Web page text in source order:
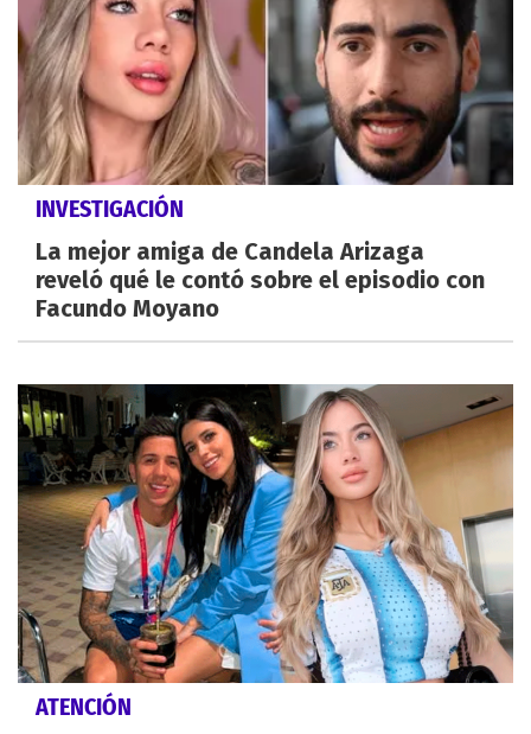
INVESTIGACIÓN
La mejor amiga de Candela Arizaga
reveló qué le contó sobre el episodio con
Facundo Moyano
ATENCIÓN